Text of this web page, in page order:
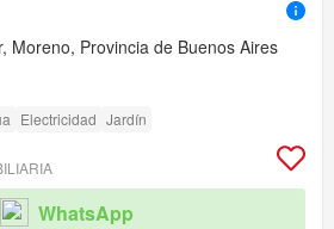
Moreno, Provincia de Buenos Aires
Electricidad Jardín
WhatsApp